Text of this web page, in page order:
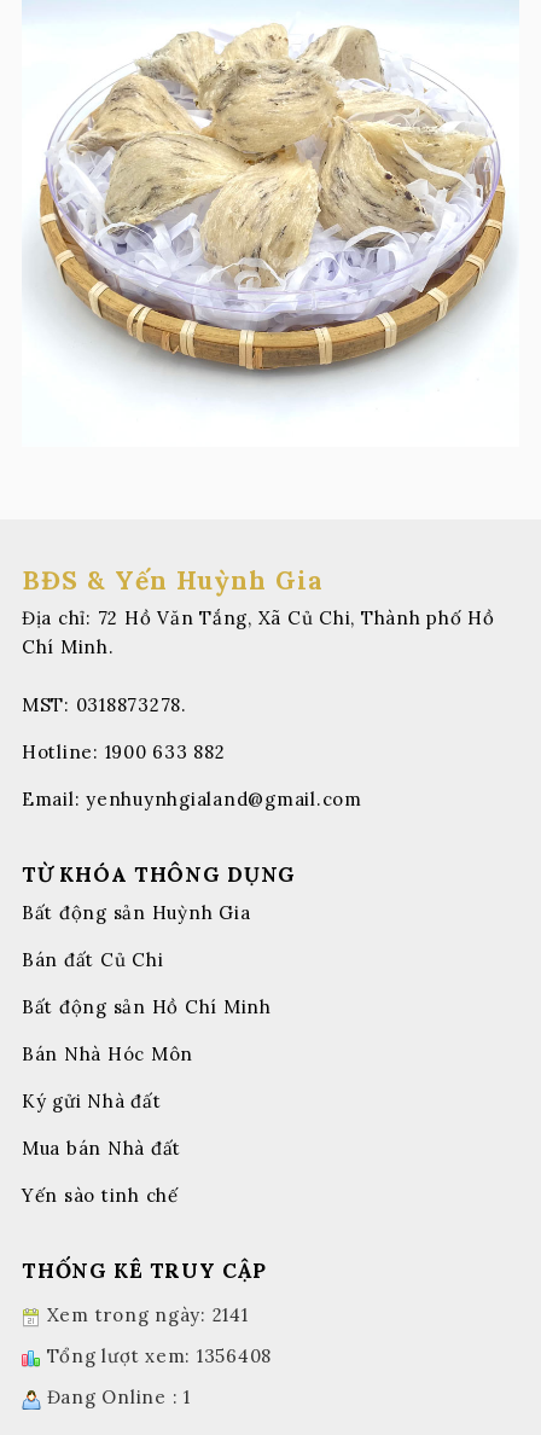
BĐS & Yến Huỳnh Gia
Địa chỉ: 72 Hồ Văn Tắng, Xã Củ Chi, Thành phố Hồ
Chí Minh.
MST: 0318873278.
Hotline: 1900 633 882
Email:yenhuynhgialand@gmail.com
TỪ KHÓA THÔNG DỤNG
Bất động sản Huỳnh Gia
Bán đất Củ Chi
Bất động sản Hồ Chí Minh
Bán Nhà Hóc Môn
Ký gửi Nhà đất
Mua bán Nhà đất
Yến sào tinh chế
THỐNG KÊ TRUY CẬP
Xem trong ngày: 2141
Tổng lượt xem: 1356408
Đang Online : 1